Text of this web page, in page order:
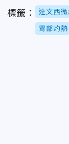
標籤： 達文西
胃部灼熱